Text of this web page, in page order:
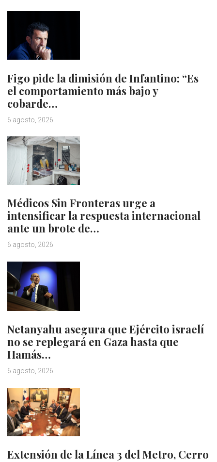
Figo pide la dimisión de Infantino: “Es
el comportamiento más bajo y
cobarde…
6 agosto, 2026
Médicos Sin Fronteras urge a
intensificar la respuesta internacional
ante un brote de…
6 agosto, 2026
Netanyahu asegura que Ejército israelí
no se replegará en Gaza hasta que
Hamás…
6 agosto, 2026
Extensión de la Línea 3 del Metro, Cerro